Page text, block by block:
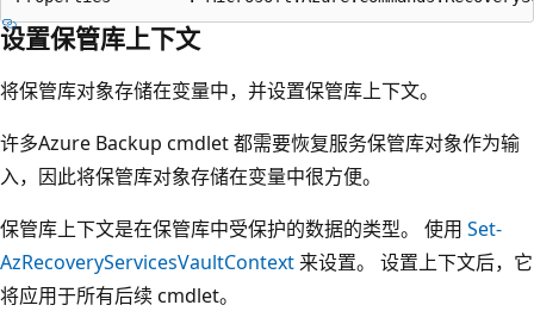
设置保管库上下文
将保管库对象存储在变量中，并设置保管库上下文。
许多Azure Backup cmdlet 都需要恢复服务保管库对象作为输
入，因此将保管库对象存储在变量中很方便。
保管库上下文是在保管库中受保护的数据的类型。 使用 Set-
AzRecoveryServicesVaultContext 来设置。 设置上下文后，它
将应用于所有后续 cmdlet。